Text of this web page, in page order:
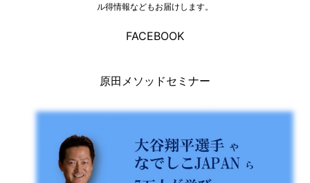
ル得情報などもお届けします。
FACEBOOK
原田メソッドセミナー